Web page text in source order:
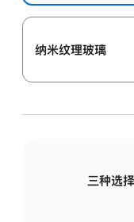
纳米纹理玻璃
三种选